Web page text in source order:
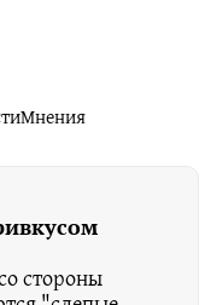
Мнения
стороны